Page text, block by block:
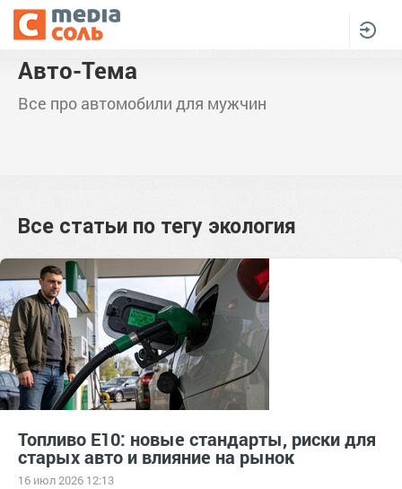
Авто-Тема
Все про автомобили для мужчин
Все статьи по тегу экология
Топливо Е10: новые стандарты, риски для
старых авто и влияние на рынок
16 июл 2026 12:13